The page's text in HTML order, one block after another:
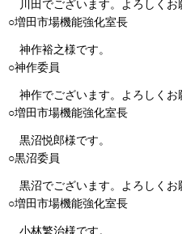
川田でございます。よろしくお
○増田市場機能強化室長
神作裕之様です。
○神作委員
神作でございます。よろしくお
○増田市場機能強化室長
黒沼悦郎様です。
○黒沼委員
黒沼でございます。よろしくお
○増田市場機能強化室長
小林繁治様です。